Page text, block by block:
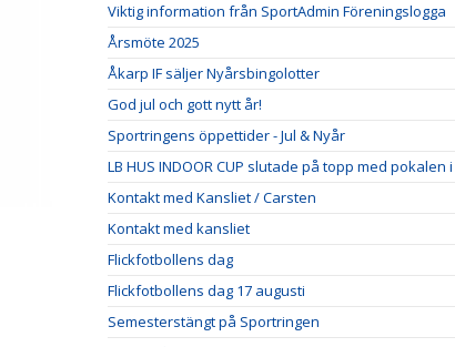
Viktig information från SportAdmin Föreningslogga
Årsmöte 2025
Åkarp IF säljer Nyårsbingolotter
God jul och gott nytt år!
Sportringens öppettider - Jul & Nyår
LB HUS INDOOR CUP slutade på topp med pokalen
Kontakt med Kansliet / Carsten
Kontakt med kansliet
Flickfotbollens dag
Flickfotbollens dag 17 augusti
Semesterstängt på Sportringen